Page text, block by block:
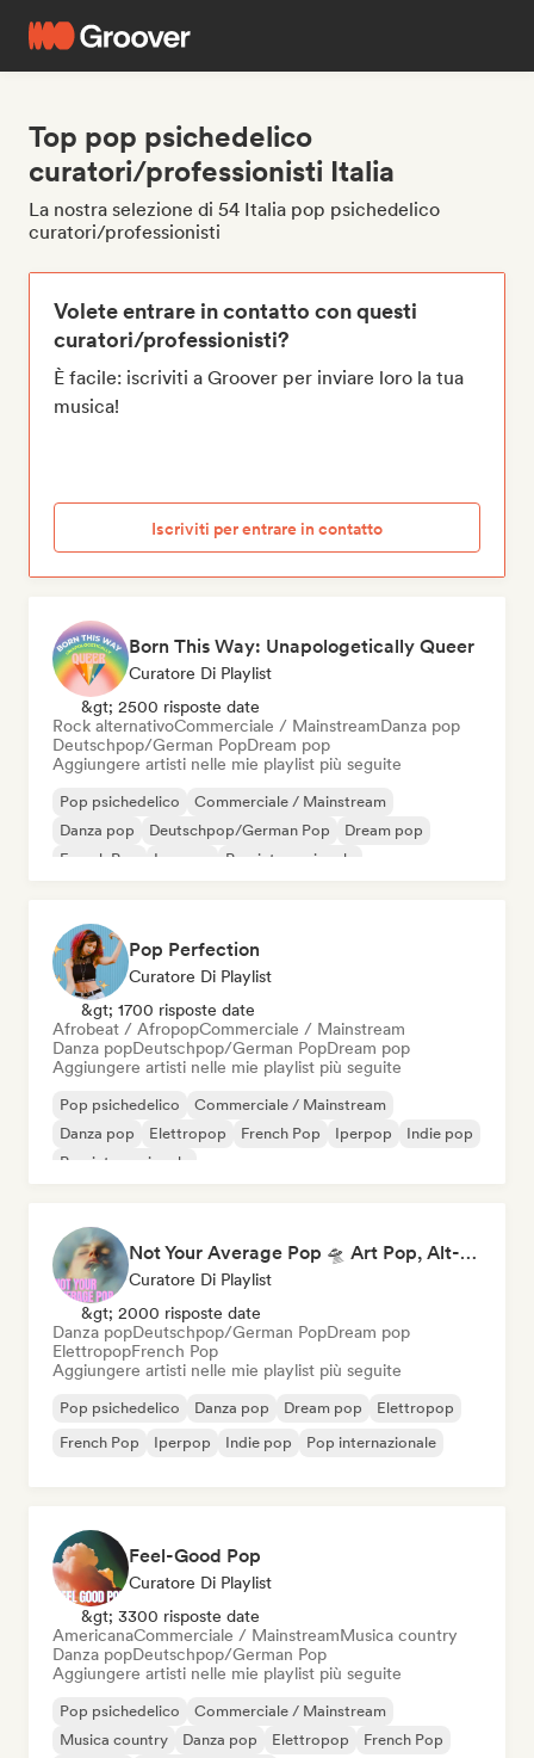
Top pop psichedelico
curatori/professionisti Italia
La nostra selezione di 54 Italia pop psichedelico
curatori/professionisti
Volete entrare in contatto con questi
curatori/professionisti?
È facile: iscriviti a Groover per inviare loro la tua
musica!
Iscriviti per entrare in contatto
Born This Way: Unapologetically Queer
Curatore Di Playlist
&gt; 2500 risposte date
Rock alternativoCommerciale / MainstreamDanza pop
Deutschpop/German PopDream pop
Aggiungere artisti nelle mie playlist più seguite
Pop psichedelico
Commerciale / Mainstream
Danza pop
Deutschpop/German Pop
Dream pop
French Pop
Iperpop Pop internazionale
Pop Perfection
Curatore Di Playlist
&gt; 1700 risposte date
Afrobeat / AfropopCommerciale / Mainstream
Danza popDeutschpop/German PopDream pop
Aggiungere artisti nelle mie playlist più seguite
Pop psichedelico
Commerciale / Mainstream
Danza pop
Elettropop French Pop Iperpop
Indie pop
Pop internazionale
Not Your Average Pop 🛸 Art Pop, Alt-Pop & Indie Pop
Curatore Di Playlist
&gt; 2000 risposte date
Danza popDeutschpop/German PopDream pop
ElettropopFrench Pop
Aggiungere artisti nelle mie playlist più seguite
Pop psichedelico Danza pop Dream pop
Elettropop
French Pop
Iperpop Indie pop Pop internazionale
Feel-Good Pop
Curatore Di Playlist
&gt; 3300 risposte date
AmericanaCommerciale / MainstreamMusica country
Danza popDeutschpop/German Pop
Aggiungere artisti nelle mie playlist più seguite
Pop psichedelico
Commerciale / Mainstream
Musica country
Danza pop Elettropop
French Pop